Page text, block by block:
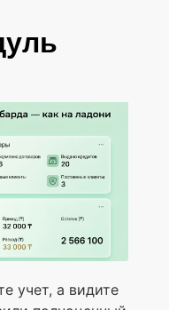
учет, а видите